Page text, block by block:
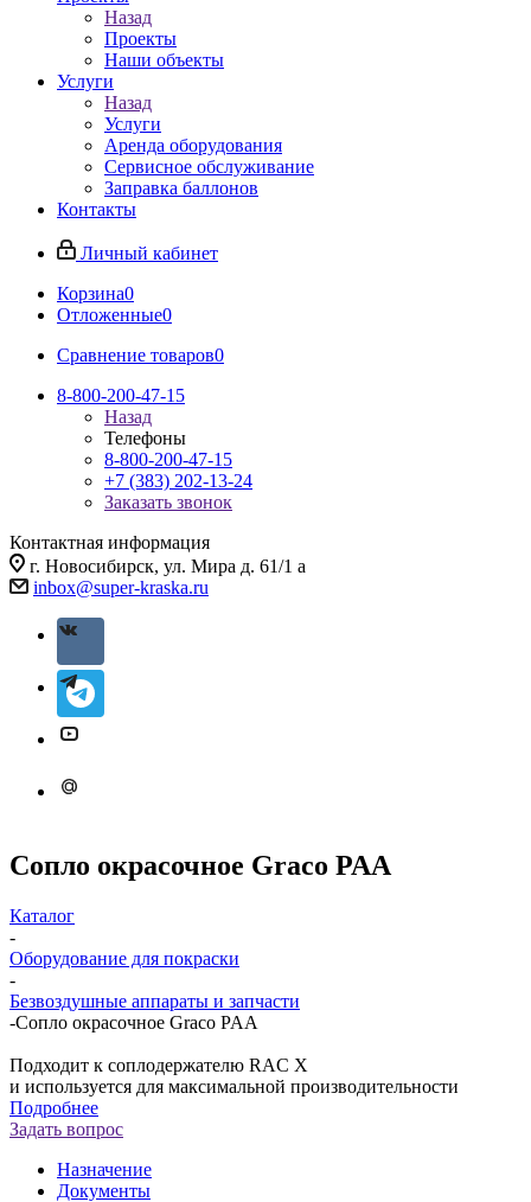
Назад
Проекты
Наши объекты
Услуги
Назад
Услуги
Аренда оборудования
Сервисное обслуживание
Заправка баллонов
Контакты
Личный кабинет
Корзина0
Отложенные0
Сравнение товаров0
8-800-200-47-15
Назад
Телефоны
8-800-200-47-15
+7 (383) 202-13-24
Заказать звонок
Контактная информация
г. Новосибирск, ул. Мира д. 61/1 а
inbox@super-kraska.ru
Сопло окрасочное Graco PAA
Каталог
-
Оборудование для покраски
-
Безвоздушные аппараты и запчасти
-Сопло окрасочное Graco PAA
Подходит к соплодержателю RAC X
и используется для максимальной производительности
Подробнее
Задать вопрос
Назначение
Документы